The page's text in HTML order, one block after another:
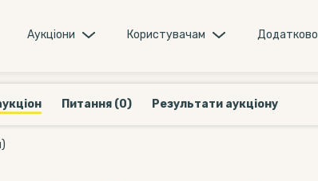
Аукцiони Користувачам Додатково
Питання (0) Результати аукціону